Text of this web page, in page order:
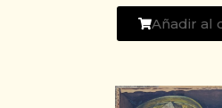
Añadir al